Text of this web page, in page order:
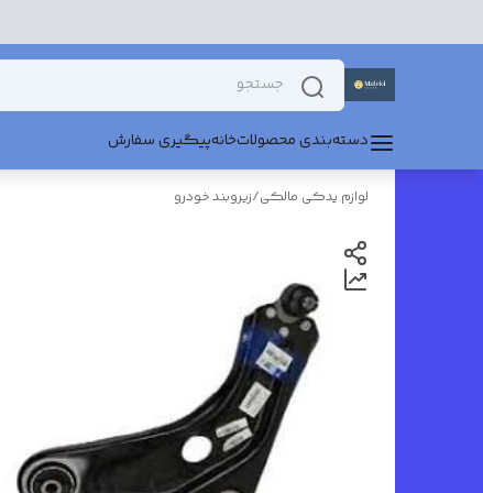
دسته‌بندی محصولاتخانهپیگیری سفارش
لوازم یدکی مالکی/زیروبند خودرو